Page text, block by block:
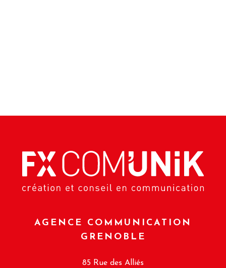
AGENCE COMMUNICATION
GRENOBLE
85 Rue des Alliés